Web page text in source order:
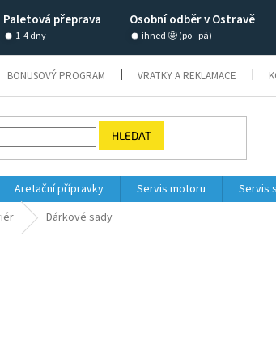
Paletová přeprava Osobní odběr v Ostravě
1-4 dny ihned 🤩 (po - pá)
BONUSOVÝ PROGRAM VRATKY A REKLAMACE
HLEDAT
Aretační přípravky Servis motoru Servis
Dárkové sady